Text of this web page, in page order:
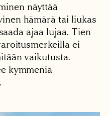
näyttää
hämärä tai liukas
ajaa lujaa. Tien
ei
vaikutusta.
kymmeniä